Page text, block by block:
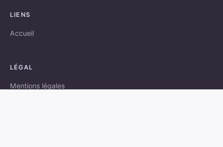
LIENS
Accueil
LÉGAL
Mentions légales